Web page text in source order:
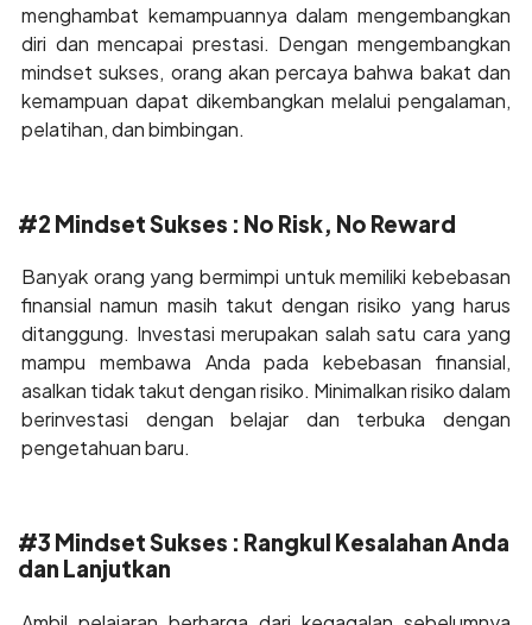
menghambat kemampuannya dalam mengembangkan
diri dan mencapai prestasi. Dengan mengembangkan
mindset sukses, orang akan percaya bahwa bakat dan
kemampuan dapat dikembangkan melalui pengalaman,
pelatihan, dan bimbingan.
#2 Mindset Sukses : No Risk, No Reward
Banyak orang yang bermimpi untuk memiliki kebebasan
finansial namun masih takut dengan risiko yang harus
ditanggung. Investasi merupakan salah satu cara yang
mampu membawa Anda pada kebebasan finansial,
asalkan tidak takut dengan risiko. Minimalkan risiko dalam
berinvestasi dengan belajar dan terbuka dengan
pengetahuan baru.
#3 Mindset Sukses : Rangkul Kesalahan Anda
dan Lanjutkan